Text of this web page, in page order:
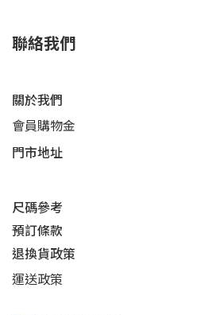
聯絡我們
關於我們
會員購物金
門市地址
尺碼參考
預訂條款
退換貨政策​
運送政策​